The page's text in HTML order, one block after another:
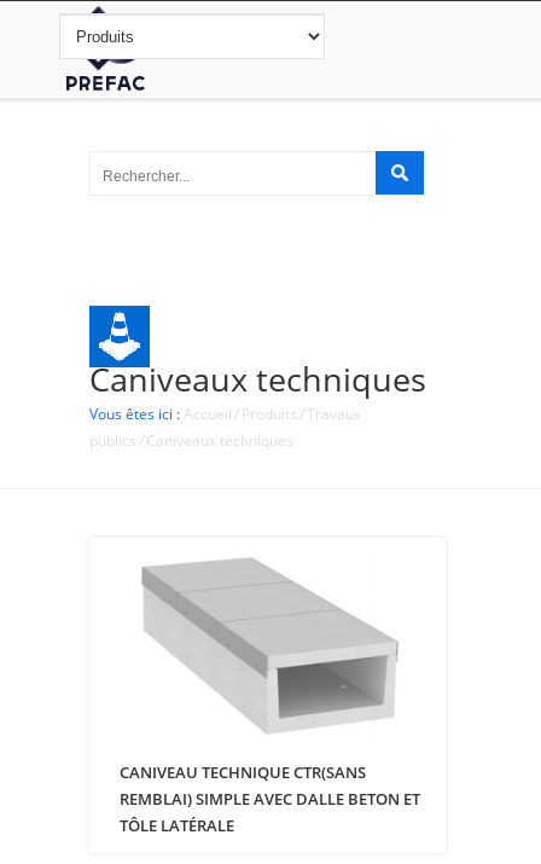
Caniveaux techniques
Vous êtes ici :Accueil/Produits/Travaux
publics/Caniveaux techniques
CANIVEAU TECHNIQUE CTR(SANS
REMBLAI) SIMPLE AVEC DALLE BETON ET
TÔLE LATÉRALE